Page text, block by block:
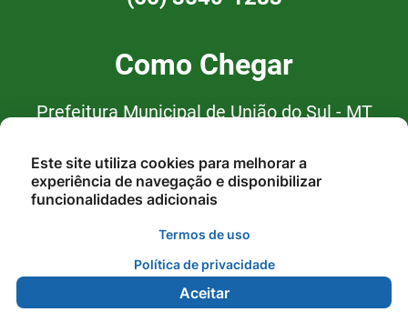
Como Chegar
Prefeitura Municipal de União do Sul - MT
Av. Curitiba, nº 94, Centro, CEP:
78.543-000 - União do Sul/MT
Este site utiliza cookies para melhorar a
experiência de navegação e disponibilizar
funcionalidades adicionais
Termos de uso
Política de privacidade
Aceitar